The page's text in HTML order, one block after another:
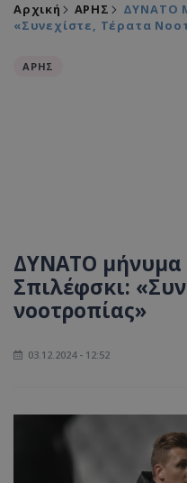
Αρχική ΑΡΗΣ
ΔΥΝΑΤΟ
«Συνεχίστε, Τέρατα
ΑΡΗΣ
ΔΥΝΑΤΟ μήνυμα
Σπιλέφσκι:
νοοτροπίας»
03.12.2024 - 12:52